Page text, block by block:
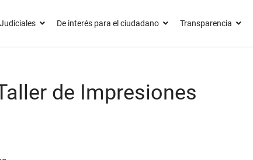
De interés para el ciudadano Transparencia
de Impresiones